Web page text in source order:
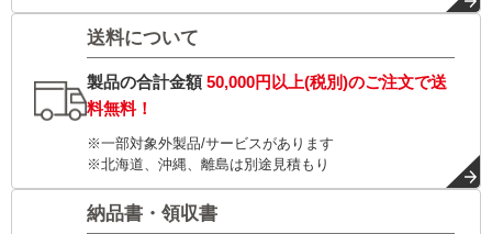
送料について
製品の合計金額50,000円以上(税別)のご注文で送
料無料！
※一部対象外製品/サービスがあります
※北海道、沖縄、離島は別途見積もり
納品書・領収書